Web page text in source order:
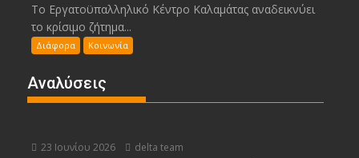
Το Εργατοϋπαλληλικό Κέντρο Καλαμάτας αναδεικνύει
το κρίσιμο ζήτημα...
Διάφορα Κοινωνία
Αναλύσεις
23 Ιουνίου 2026 delta team